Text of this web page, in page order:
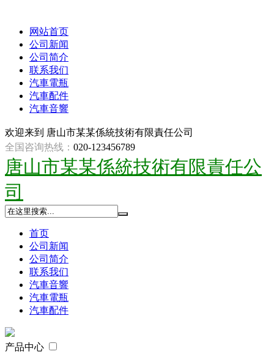
网站首页
公司新闻
公司简介
联系我们
汽車電瓶
汽車配件
汽車音響
欢迎来到 唐山市某某係統技術有限責任公司
全国咨询热线： 020-123456789
唐山市某某係統技術有限責任公
司
首页
公司新闻
公司简介
联系我们
汽車音響
汽車電瓶
汽車配件
产品中心